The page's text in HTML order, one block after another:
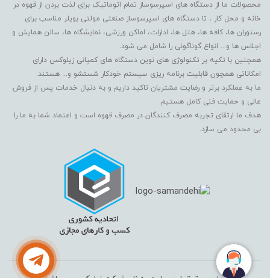
محصولات ما از دستگاه های اسپرسوساز تمام اتوماتیک برای لذت بردن از قهوه در
خانه و محل کار ، تا دستگاه های اسپرسوساز صنعتی مولتی بویلر مناسب برای
رستوران ها، کافه ها، هتل ها، ادارات، اماکن ورزشی، نمایشگاه ها، سالن همایش و
اجلاس ها و... انواع گوناگونی را شامل می شود.
همچنین با تکیه بر تکنولوژی های نوین دستگاه های کمپانی زیلوکس دارای
امکاناتی همچون قابلیت برنامه ریزی سیستم خودکار شستشو و... هستند.
ما به عملکرد برتر و رضایت مشتریان تاکید داریم و به دنبال خدمات پس از فروش
عالی و حمایت فنی کامل هستیم.
هدف ما ارتقای تجربه مصرف کنندگان در مصرف قهوه است و اعتماد شما به ما را
بی محدود می سازد.